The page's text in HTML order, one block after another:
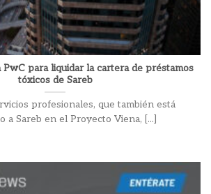
PwC para liquidar la cartera de préstamos
tóxicos de Sareb
profesionales, que también está
a Sareb en el Proyecto Viena, [...]